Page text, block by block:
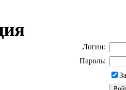
Логин:
Пароль: